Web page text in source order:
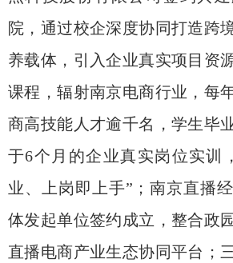
院，通过校企深度协同打造跨
养载体，引入企业真实项目资
课程，辐射南京电商行业，每
商高技能人才逾千名，学生毕
于6个月的企业真实岗位实训
业、上岗即上手”；南京直播
体发起单位签约成立，整合政
直播电商产业生态协同平台；